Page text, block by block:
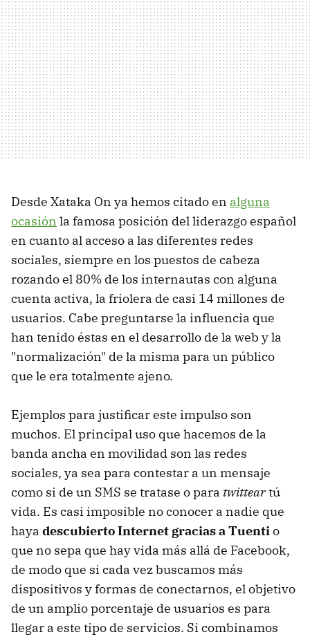
Desde Xataka On ya hemos citado en alguna
ocasión la famosa posición del liderazgo español
en cuanto al acceso a las diferentes redes
sociales, siempre en los puestos de cabeza
rozando el 80% de los internautas con alguna
cuenta activa, la friolera de casi 14 millones de
usuarios. Cabe preguntarse la influencia que
han tenido éstas en el desarrollo de la web y la
"normalización" de la misma para un público
que le era totalmente ajeno.
Ejemplos para justificar este impulso son
muchos. El principal uso que hacemos de la
banda ancha en movilidad son las redes
sociales, ya sea para contestar a un mensaje
como si de un SMS se tratase o para twitteartú
vida. Es casi imposible no conocer a nadie que
haya descubierto Internet gracias a Tuentio
que no sepa que hay vida más allá de Facebook,
de modo que si cada vez buscamos más
dispositivos y formas de conectarnos, el objetivo
de un amplio porcentaje de usuarios es para
llegar a este tipo de servicios. Si combinamos